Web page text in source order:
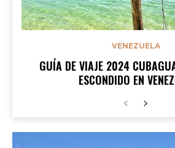
VENEZUELA
GUÍA DE VIAJE 2024
ESCONDIDO EN